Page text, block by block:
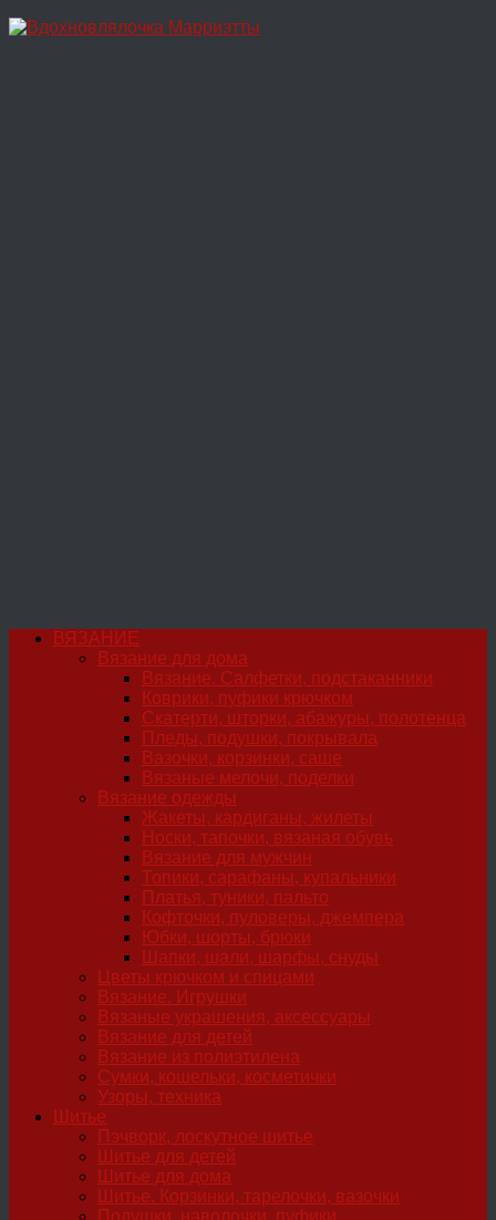
Перейти
ВЯЗАНИЕ
Вязание для дома
Вязание. Салфетки, подстаканники
Коврики, пуфики крючком
Скатерти, шторки, абажуры, полотенца
Пледы, подушки, покрывала
Вазочки, корзинки, саше
Вязаные мелочи, поделки
Вязание одежды
Жакеты, кардиганы, жилеты
Носки, тапочки, вязаная обувь
Вязание для мужчин
Топики, сарафаны, купальники
Платья, туники, пальто
Кофточки, пуловеры, джемпера
Юбки, шорты, брюки
Шапки, шали, шарфы, снуды
Цветы крючком и спицами
Вязание. Игрушки
Вязаные украшения, аксессуары
Вязание для детей
Вязание из полиэтилена
Сумки, кошельки, косметички
Узоры, техника
Шитье
Пэчворк, лоскутное шитье
Шитье для детей
Шитье для дома
Шитье. Корзинки, тарелочки, вазочки
Подушки, наволочки, пуфики